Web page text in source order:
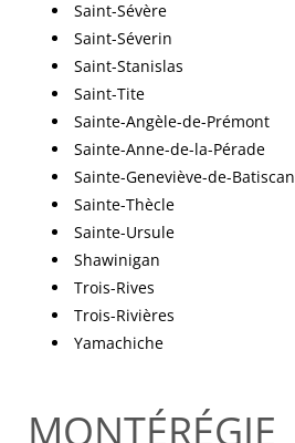
Saint-Sévère
Saint-Séverin
Saint-Stanislas
Saint-Tite
Sainte-Angèle-de-Prémont
Sainte-Anne-de-la-Pérade
Sainte-Geneviève-de-Batiscan
Sainte-Thècle
Sainte-Ursule
Shawinigan
Trois-Rives
Trois-Rivières
Yamachiche
MONTÉRÉGIE